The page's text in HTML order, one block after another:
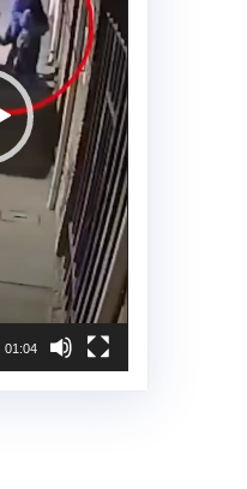
01:04